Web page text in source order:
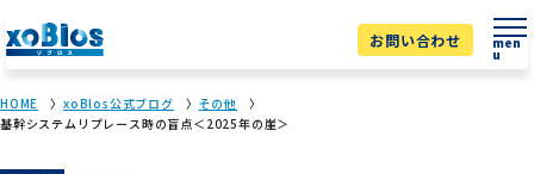
お問い合わせ men
u
HOME xoBlos公式ブログ
その他
基幹システムリプレース時の盲点＜2025年の崖＞